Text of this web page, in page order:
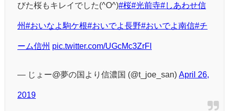
びた桜もキレイでした(^O^)#桜#光前寺#しあわせ信
州#おいなよ駒ケ根#おいでよ長野#おいでよ南信#チ
ーム信州 pic.twitter.com/UGcMc3ZrFl
— じょー@夢の国より信濃国 (@t_joe_san) April 26,
2019